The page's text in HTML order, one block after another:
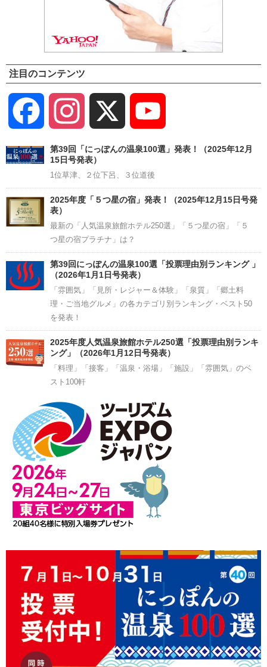
注目のコンテンツ
Facebook Instagram
Channel
第39回「にっぽんの温泉100選」発表！（2025年12月
15日号発表）
1位草津、２位下呂、３位道後
2025年度「５つ星の宿」発表！（2025年12月15日号発
表）
最新の「人気温泉旅館ホテル250選」「５つ星の宿」「５
つ星の宿プラチナ」は？
第39回にっぽんの温泉100選「投票理由別ランキング 」
（2026年1月1日号発表）
「雰囲気」「見所・レジャー＆体験」「泉質」「郷土料
理・ご当地グルメ」の各カテゴリ別ランキング・ベスト50
を発表！
2025年度人気温泉旅館ホテル250選「投票理由別ランキ
ング」（2026年1月12日号発表）
「料理」「接客」「温泉・浴場」「施設」「雰囲気」のベ
スト100軒